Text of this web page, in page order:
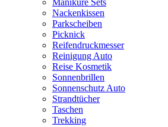
Maniküre Sets
Nackenkissen
Parkscheiben
Picknick
Reifendruckmesser
Reinigung Auto
Reise Kosmetik
Sonnenbrillen
Sonnenschutz Auto
Strandtücher
Taschen
Trekking